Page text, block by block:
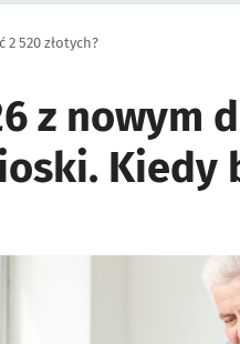
520 złotych?
z nowym
Kiedy